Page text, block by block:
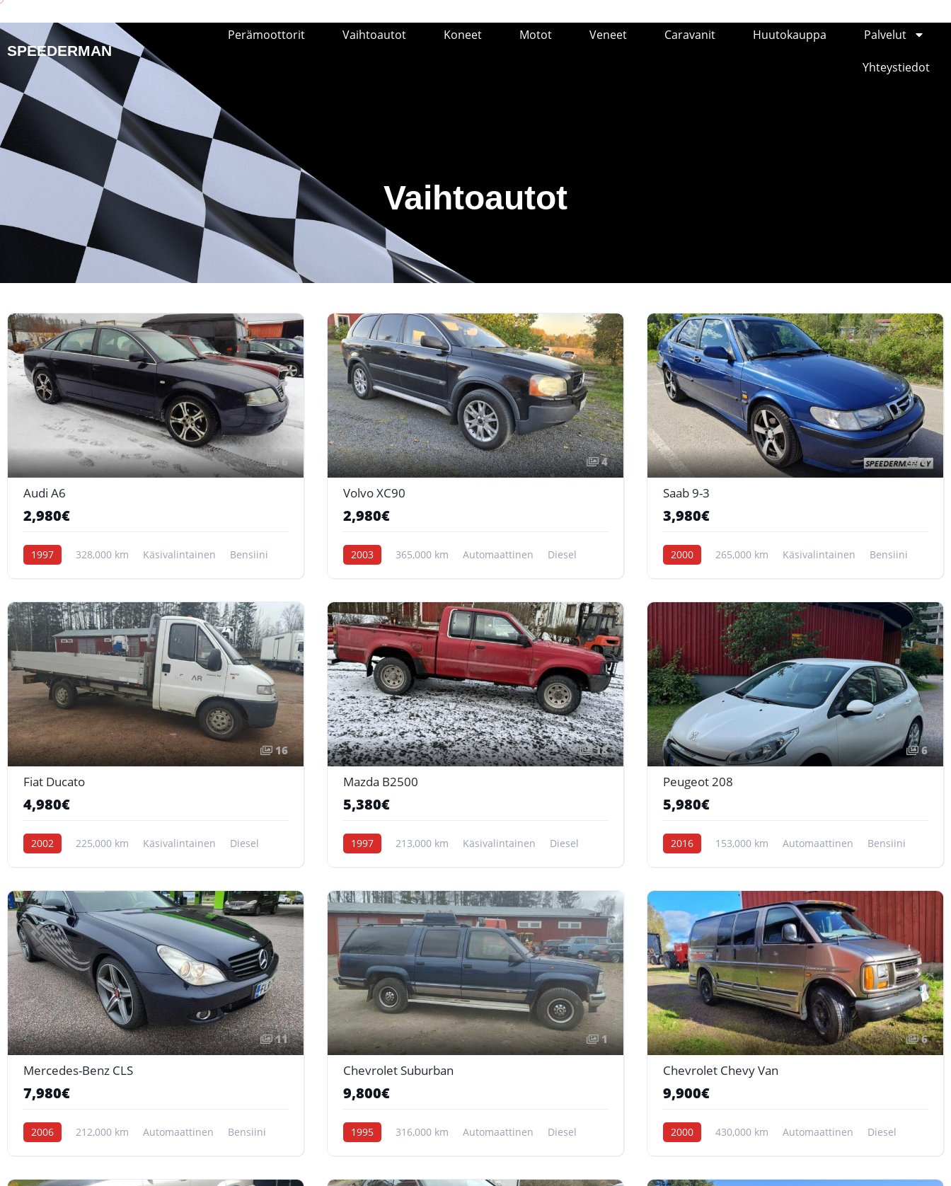
SPEEDERMAN
Perämoottorit Vaihtoautot Koneet Motot Veneet Caravanit Huutokauppa Palvelut
Yhteystiedot
Vaihtoautot
6
Audi A6
2,980€
1997 328,000 km Käsivalintainen Bensiini
4
Volvo XC90
2,980€
2003 365,000 km Automaattinen Diesel
6
Saab 9-3
3,980€
2000 265,000 km Käsivalintainen Bensiini
16
Fiat Ducato
4,980€
2002 225,000 km Käsivalintainen Diesel
18
Mazda B2500
5,380€
1997 213,000 km Käsivalintainen Diesel
6
Peugeot 208
5,980€
2016 153,000 km Automaattinen Bensiini
11
Mercedes-Benz CLS
7,980€
2006 212,000 km Automaattinen Bensiini
1
Chevrolet Suburban
9,800€
1995 316,000 km Automaattinen Diesel
6
Chevrolet Chevy Van
9,900€
2000 430,000 km Automaattinen Diesel